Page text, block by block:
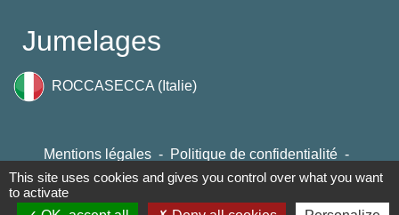
Jumelages
ROCCASECCA (Italie)
Mentions légales - Politique de confidentialité -
Accessibilité - Plan du site - Gestion des cookies
This site uses cookies and gives you control over what you want
to activate